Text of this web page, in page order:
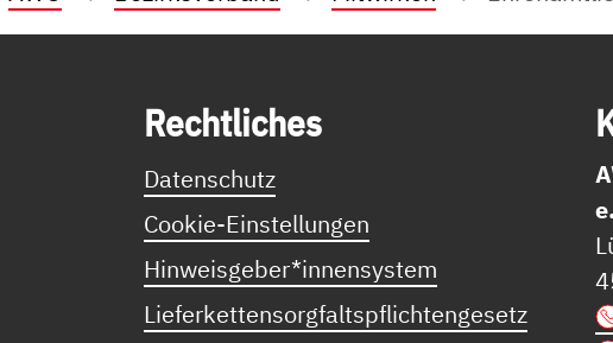
Recht­li­ches
Datenschutz
Cookie-Einstellungen
Hinweisgeber*innensystem
Lieferkettensorgfaltspflichtengesetz